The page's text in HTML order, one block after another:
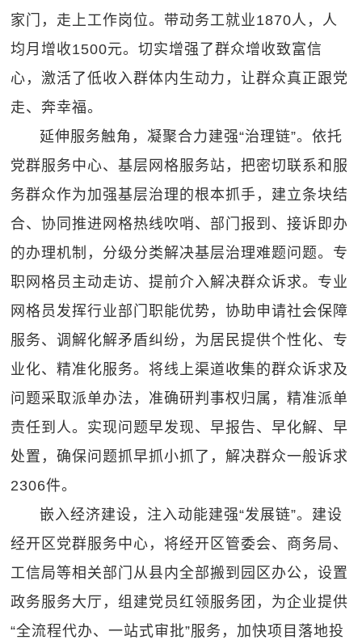
家门，走上工作岗位。带动务工就业1870人，人
均月增收1500元。切实增强了群众增收致富信
心，激活了低收入群体内生动力，让群众真正跟党
走、奔幸福。
延伸服务触角，凝聚合力建强“治理链”。依托
党群服务中心、基层网格服务站，把密切联系和服
务群众作为加强基层治理的根本抓手，建立条块结
合、协同推进网格热线吹哨、部门报到、接诉即办
的办理机制，分级分类解决基层治理难题问题。专
职网格员主动走访、提前介入解决群众诉求。专业
网格员发挥行业部门职能优势，协助申请社会保障
服务、调解化解矛盾纠纷，为居民提供个性化、专
业化、精准化服务。将线上渠道收集的群众诉求及
问题采取派单办法，准确研判事权归属，精准派单
责任到人。实现问题早发现、早报告、早化解、早
处置，确保问题抓早抓小抓了，解决群众一般诉求
2306件。
嵌入经济建设，注入动能建强“发展链”。建设
经开区党群服务中心，将经开区管委会、商务局、
工信局等相关部门从县内全部搬到园区办公，设置
政务服务大厅，组建党员红领服务团，为企业提供
“全流程代办、一站式审批”服务，加快项目落地投